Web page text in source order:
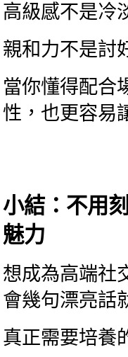
高級感不是冷
親和力不是討
當你懂得配合
性，也更容易
小結：不用
魅力
想成為高端社
會幾句漂亮話
真正需要培養